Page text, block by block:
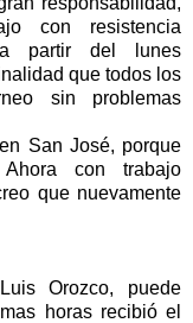
con resistencia
partir del lunes
que todos los
sin problemas
San José, porque
con trabajo
que nuevamente
Orozco, puede
horas recibió el